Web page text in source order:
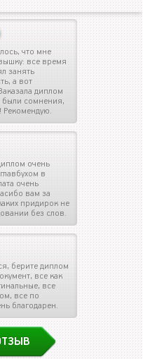
что мне
все время
занять
а вот
диплом
были сомнения,
Рекомендую.
очень
в
очень
вам за
придирок не
без слов.
берите диплом
все как
все
все по
благодарен.